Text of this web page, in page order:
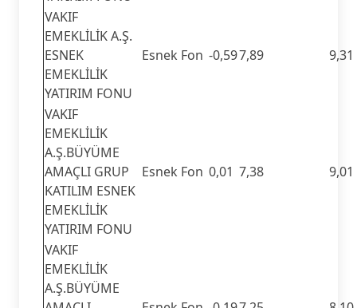
VAKIF
EMEKLİLİK A.Ş.
ESNEK
EMEKLİLİK
YATIRIM FONU
Esnek Fon -0,597,89 9,31
VAKIF
EMEKLİLİK
A.Ş.BÜYÜME
AMAÇLI GRUP
KATILIM ESNEK
EMEKLİLİK
YATIRIM FONU
Esnek Fon 0,01 7,38 9,01
VAKIF
EMEKLİLİK
A.Ş.BÜYÜME